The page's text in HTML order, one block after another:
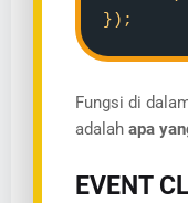
});
Fungsi di
adalah apa
EVENT